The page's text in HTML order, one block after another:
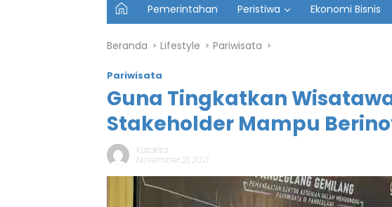
U
t
m
Pemerintahan Peristiwa Ekonomi Bisnis
Beranda Lifestyle Pariwisata
Pariwisata
Guna Tingkatkan
Stakeholder Mampu
Katakita
November 21, 2021